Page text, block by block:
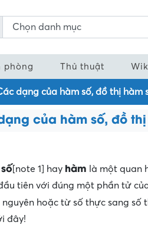
phòng Thủ thuật
dạng của hàm số, đồ thị hàm
của hàm số, đồ
[note 1] hay hàm là một quan
tiên với đúng một phần tử
hoặc từ số thực sang số
đây!